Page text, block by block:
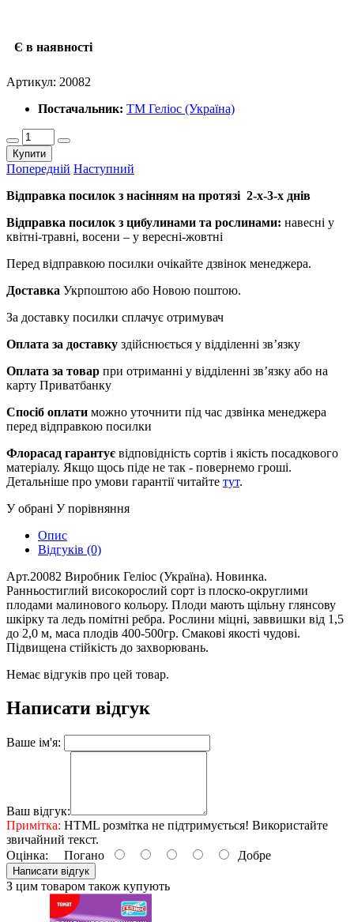
Є в наявності
Артикул: 20082
Постачальник: ТМ Геліос (Україна)
Купити
Попередній Наступний
Відправка посилок з насінням на протязі 2-х-3-х днів
Відправка посилок з цибулинами та рослинами: навесні у
квітні-травні, восени – у вересні-жовтні
Перед відправкою посилки очікайте дзвінок менеджера.
Доставка Укрпоштою або Новою поштою.
За доставку посилки сплачує отримувач
Оплата за доставку здійснюється у відділенні зв’язку
Оплата за товар при отриманні у відділенні зв’язку або на
карту Приватбанку
Спосіб оплати можно уточнити під час дзвінка менеджера
перед відправкою посилки
Флорасад гарантує відповідність сортів і якість посадкового
матеріалу. Якщо щось піде не так - повернемо гроші.
Детальніше про умови гарантії читайте тут.
У обрані У порівняння
Опис
Відгуків (0)
Арт.20082 Виробник Геліос (Україна). Новинка.
Ранньостиглий високорослий сорт із плоско-округлими
плодами малинового кольору. Плоди мають щільну глянсову
шкірку та ледь помітні ребра. Рослини міцні, заввишки від 1,5
до 2,0 м, маса плодів 400-500гр. Смакові якості чудові.
Підвищена стійкість до захворювань.
Немає відгуків про цей товар.
Написати відгук
Ваше ім'я:
Ваш відгук:
Примітка: HTML розмітка не підтримується! Використайте
звичайний текст.
Оцінка: Погано Добре
Написати відгук
З цим товаром також купують